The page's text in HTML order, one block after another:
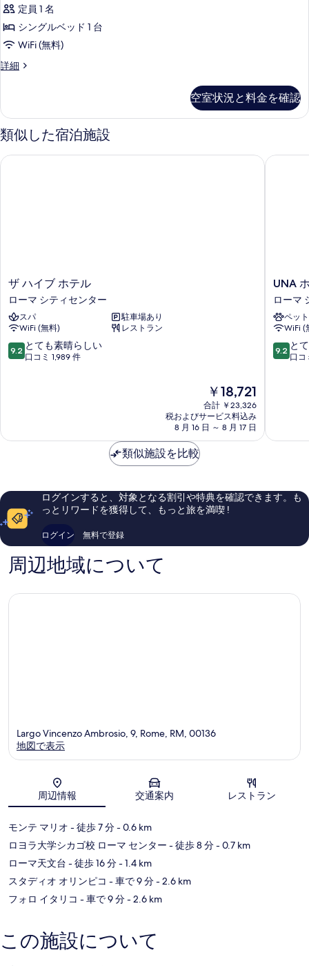
利
用)
の
す
の
写
真
(1
名
様
利
用)
ー
シ
ン
グ
ル
ー
ム
の
を
表
示
す
る
定員 1 名
シングルベッド 1 台
WiFi (無料)
詳細
エ
ー
シ
ン
ル
空室状況と料金を確認
類似した宿泊施設
ザ
ハ
イ
ブ
ホ
テ
ル
セ
ザ ハイブ ホテル
ローマ シティセンター
スパ
駐車場あり
WiFi (無料)
レストラン
10
段
素
い、
口
コ
ミ
1,989
件
件
口
コ
9.2 とても素晴らしい
口コミ 1,989 件
現
在
の
料
金
￥18,721
合計 ￥23,326
税およびサービス料込み
8 月 16 日 ～ 8 月 17 日
ザ ハイブ ホテル
UNA
ホ
テ
ル
ズ
デ
コ
シ
ン
タ
UNA
ローマ
ペッ
WiFi (
10
段
素
い、
口
1,545
口
9.2 と
口コ
UNA ホ
類似施設を比較
ログインすると、対象となる割引や特典を確認できます。も
っとリワードを獲得して、もっと旅を満喫 !
ログイン 無料で登録
周辺地域について
地図
Largo Vincenzo Ambrosio, 9, Rome, RM, 00136
地図で表示
周辺情報 交通案内 レストラン
モンテ マリオ - 徒歩 7 分- 0.6 km
ロヨラ大学シカゴ校 ローマ センター - 徒歩 8 分- 0.7 km
ローマ天文台 - 徒歩 16 分- 1.4 km
スタディオ オリンピコ - 車で 9 分- 2.6 km
フォロ イタリコ - 車で 9 分- 2.6 km
この施設について